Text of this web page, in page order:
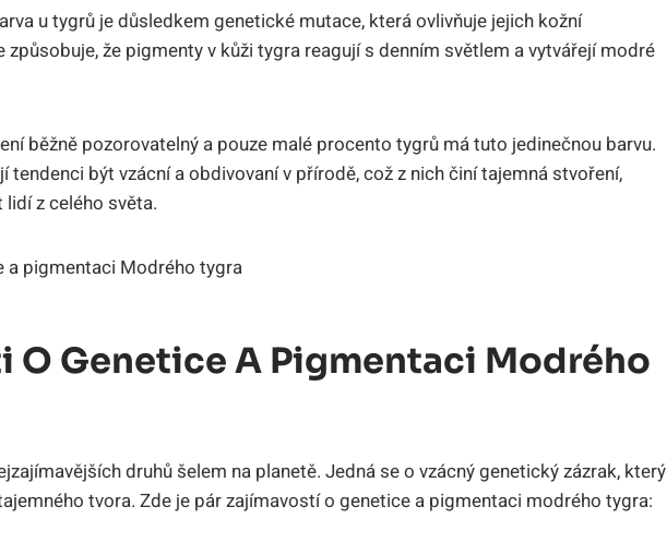
u tygrů je důsledkem genetické mutace, která ovlivňuje jejich kožní
že pigmenty v kůži tygra reagují s denním světlem a vytvářejí modré
běžně pozorovatelný a pouze malé procento tygrů má tuto jedinečnou barvu.
tendenci být vzácní a obdivovaní v přírodě, což z nich činí tajemná stvoření,
z celého světa.
O Genetice A Pigmentaci Modrého
druhů šelem na planetě. Jedná se o vzácný genetický zázrak, který
tvora. Zde je pár zajímavostí o genetice a pigmentaci modrého tygra: